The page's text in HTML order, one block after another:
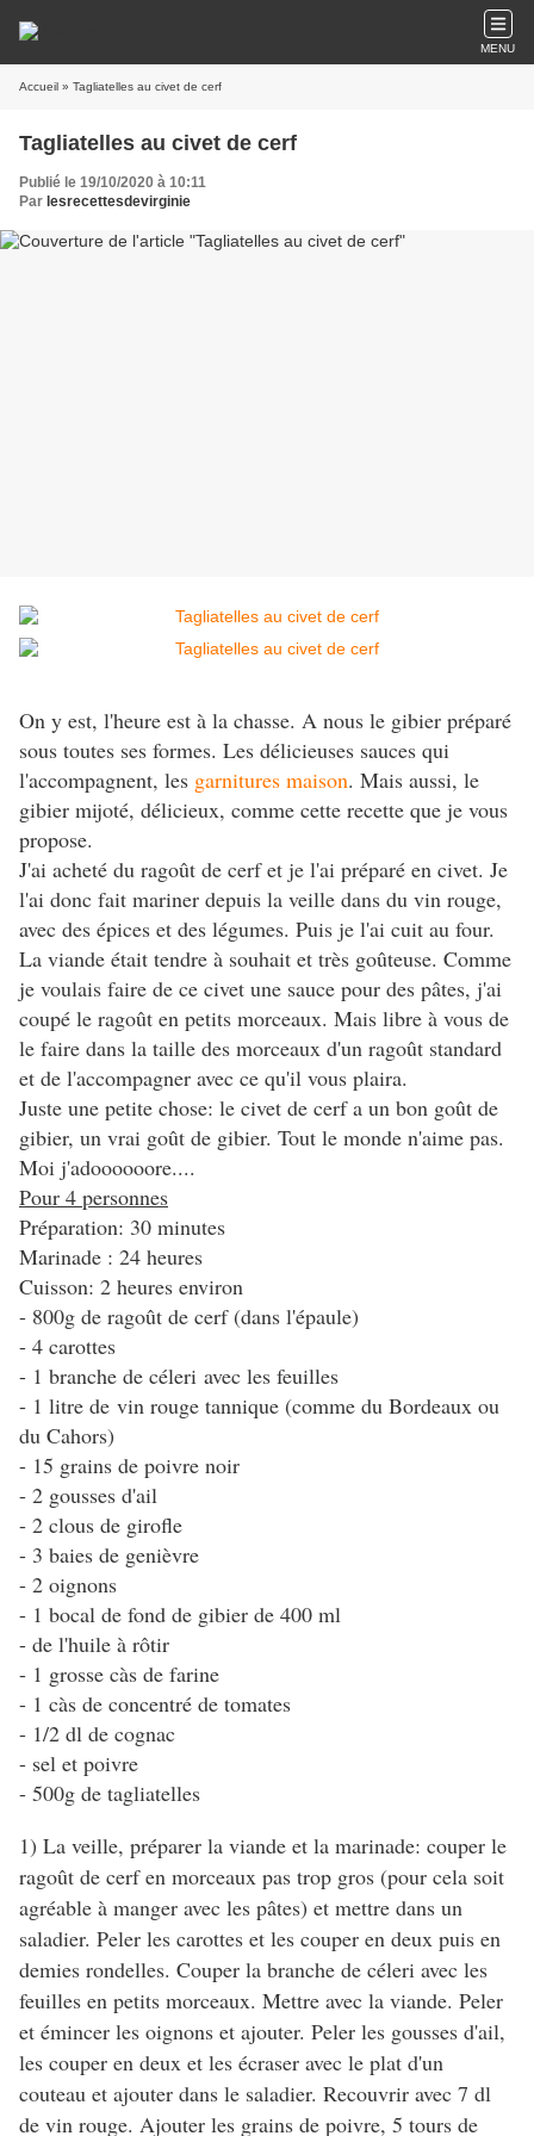
MENU
Accueil » Tagliatelles au civet de cerf
Tagliatelles au civet de cerf
Publié le 19/10/2020 à 10:11
Par lesrecettesdevirginie
On y est, l'heure est à la chasse. A nous le gibier préparé
sous toutes ses formes. Les délicieuses sauces qui
l'accompagnent, les garnitures maison. Mais aussi, le
gibier mijoté, délicieux, comme cette recette que je vous
propose.
J'ai acheté du ragoût de cerf et je l'ai préparé en civet. Je
l'ai donc fait mariner depuis la veille dans du vin rouge,
avec des épices et des légumes. Puis je l'ai cuit au four.
La viande était tendre à souhait et très goûteuse. Comme
je voulais faire de ce civet une sauce pour des pâtes, j'ai
coupé le ragoût en petits morceaux. Mais libre à vous de
le faire dans la taille des morceaux d'un ragoût standard
et de l'accompagner avec ce qu'il vous plaira.
Juste une petite chose: le civet de cerf a un bon goût de
gibier, un vrai goût de gibier. Tout le monde n'aime pas.
Moi j'adoooooore....
Pour 4 personnes
Préparation: 30 minutes
Marinade : 24 heures
Cuisson: 2 heures environ
- 800g de ragoût de cerf (dans l'épaule)
- 4 carottes
- 1 branche de céleri avec les feuilles
- 1 litre de vin rouge tannique (comme du Bordeaux ou
du Cahors)
- 15 grains de poivre noir
- 2 gousses d'ail
- 2 clous de girofle
- 3 baies de genièvre
- 2 oignons
- 1 bocal de fond de gibier de 400 ml
- de l'huile à rôtir
- 1 grosse càs de farine
- 1 càs de concentré de tomates
- 1/2 dl de cognac
- sel et poivre
- 500g de tagliatelles
1) La veille, préparer la viande et la marinade: couper le
ragoût de cerf en morceaux pas trop gros (pour cela soit
agréable à manger avec les pâtes) et mettre dans un
saladier. Peler les carottes et les couper en deux puis en
demies rondelles. Couper la branche de céleri avec les
feuilles en petits morceaux. Mettre avec la viande. Peler
et émincer les oignons et ajouter. Peler les gousses d'ail,
les couper en deux et les écraser avec le plat d'un
couteau et ajouter dans le saladier. Recouvrir avec 7 dl
de vin rouge. Ajouter les grains de poivre, 5 tours de